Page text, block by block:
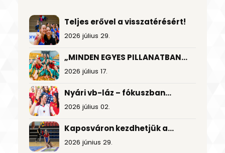
Teljes erővel a visszatérésért!
2026 július 29.
„MINDEN EGYES PILLANATBAN
TÁMOGATTUK EGYMÁST”
2026 július 17.
Nyári vb-láz – fókuszban
a foci és a nagy nyeremények
2026 július 02.
Kaposváron kezdhetjük a
szezont
2026 június 29.